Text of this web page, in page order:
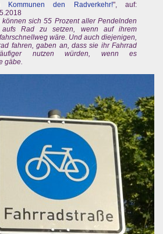
Kommunen den Radverkehr!", auf:
sich 55 Prozent aller Pendelnden
aufs Rad zu setzen, wenn auf ihrem
wäre. Und auch diejenigen,
fahren, gaben an, dass sie ihr Fahrrad
nutzen würden, wenn es
gäbe.